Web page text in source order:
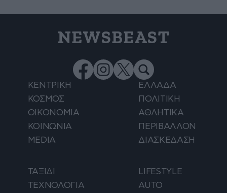
NEWSBEAST
ΚΕΝΤΡΙΚΗ
ΕΛΛΑΔΑ
ΚΟΣΜΟΣ
ΠΟΛΙΤΙΚΗ
ΟΙΚΟΝΟΜΙΑ
ΑΘΛΗΤΙΚΑ
ΚΟΙΝΩΝΙΑ
ΠΕΡΙΒΑΛΛΟΝ
MEDIA
ΔΙΑΣΚΕΔΑΣΗ
ΤΑΞΙΔΙ
LIFESTYLE
ΤΕΧΝΟΛΟΓΙΑ
AUTO